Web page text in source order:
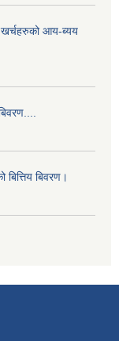
खर्चहरुको आय-ब्यय
बिवरण।